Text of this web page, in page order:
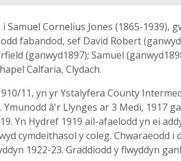
Samuel Cornelius Jones (1865-1939),
fabandod, sef David Robert
(ganwyd1897); Samuel
Calfaria, Clydach.
11, yn yr Ystalyfera County
â'r Llynges ar 3 Medi, 1917
Yn Hydref 1919 ail-afaelodd yn ei
cymdeithasol y coleg. Chwaraeodd i
1922-23. Graddiodd y flwyddyn